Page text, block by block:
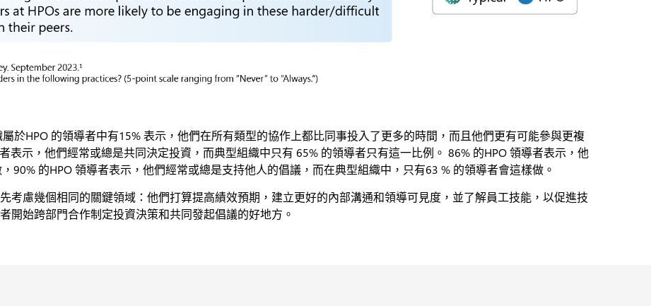
於HPO 的領導者中有15% 表示，他們在所有類型的協作上都比同事投入了更多的時間，而且他們更有可能參與更複
表示，他們經常或總是共同決定投資，而典型組織中只有 65% 的領導者只有這一比例。 86% 的HPO 領導者表示，他
90% 的HPO 領導者表示，他們經常或總是支持他人的倡議，而在典型組織中，只有63 % 的領導者會這樣做。
考慮幾個相同的關鍵領域：他們打算提高績效預期，建立更好的內部溝通和領導可見度，並了解員工技能，以促進技
開始跨部門合作制定投資決策和共同發起倡議的好地方。